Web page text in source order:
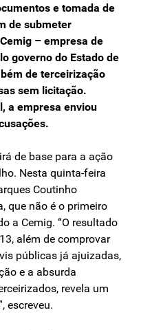
e tomada de
de submeter
– empresa de
governo do Estado de
de terceirização
sem licitação.
a empresa enviou
de base para a ação
Nesta quinta-feira
Coutinho
que não é o primeiro
a Cemig. “O resultado
além de comprovar
públicas já ajuizadas,
e a absurda
revela um
escreveu.